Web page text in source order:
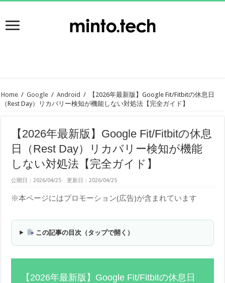
Home / Google / Android /
【2026年最新版】Google Fit/Fitbitの休息日
（Rest Day）リカバリー検知が機能しない対処法【完全ガイド】
【2026年最新版】Google Fit/Fitbitの休息
日（Rest Day）リカバリー検知が機能
しない対処法【完全ガイド】
公開日：2026/04/25 更新日：2026/04/25
※本ページにはプロモーション(広告)が含まれています
この記事の目次（タップで開く）
【2026年最新版】Google Fit/Fitbitの休息日